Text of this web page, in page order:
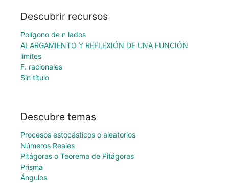
Descubrir recursos
Polígono de n lados
ALARGAMIENTO Y REFLEXIÓN DE UNA FUNCIÓN
limites
F. racionales
Sin título
Descubre temas
Procesos estocásticos o aleatorios
Números Reales
Pitágoras o Teorema de Pitágoras
Prisma
Ángulos